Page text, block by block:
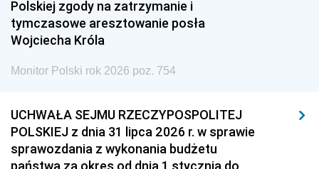
Polskiej zgody na zatrzymanie i
tymczasowe aresztowanie posła
Wojciecha Króla
Monitor Polski rok 2026 poz. 754
UCHWAŁA SEJMU RZECZYPOSPOLITEJ
POLSKIEJ z dnia 31 lipca 2026 r. w sprawie
sprawozdania z wykonania budżetu